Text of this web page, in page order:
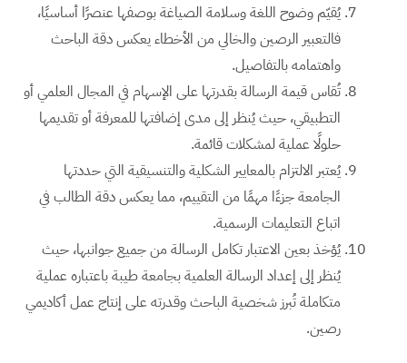
يُقيّم وضوح اللغة وسلامة الصياغة بوصفها عنصرًا أساسيًا،
فالتعبير الرصين والخالي من الأخطاء يعكس دقة الباحث
واهتمامه بالتفاصيل.
تُقاس قيمة الرسالة بقدرتها على الإسهام في المجال العلمي أو
التطبيقي، حيث يُنظر إلى مدى إضافتها للمعرفة أو تقديمها
حلولًا عملية لمشكلات قائمة.
يُعتبر الالتزام بالمعايير الشكلية والتنسيقية التي حددتها
الجامعة جزءًا مهمًا من التقييم، مما يعكس دقة الطالب في
اتباع التعليمات الرسمية.
يُؤخذ بعين الاعتبار تكامل الرسالة من جميع جوانبها، حيث
يُنظر إلى إعداد الرسالة العلمية بجامعة طيبة باعتباره عملية
متكاملة تُبرز شخصية الباحث وقدرته على إنتاج عمل أكاديمي
رصين.